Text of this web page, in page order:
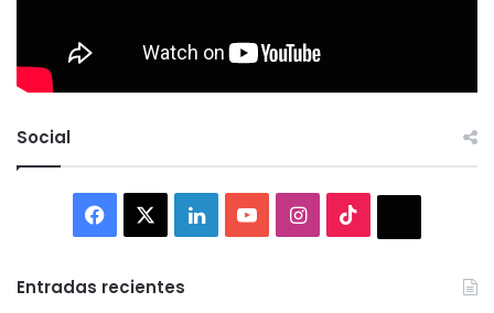
Social
Facebook LinkedInYouTubeInstagram
Entradas recientes